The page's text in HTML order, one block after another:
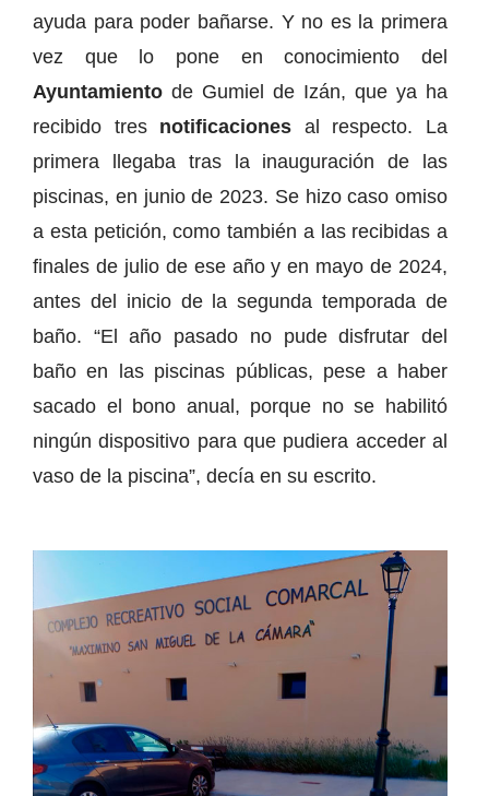
ayuda para poder bañarse. Y no es la primera
vez que lo pone en conocimiento del
Ayuntamiento de Gumiel de Izán, que ya ha
recibido tres notificaciones al respecto. La
primera llegaba tras la inauguración de las
piscinas, en junio de 2023. Se hizo caso omiso
a esta petición, como también a las recibidas a
finales de julio de ese año y en mayo de 2024,
antes del inicio de la segunda temporada de
baño. “El año pasado no pude disfrutar del
baño en las piscinas públicas, pese a haber
sacado el bono anual, porque no se habilitó
ningún dispositivo para que pudiera acceder al
vaso de la piscina”, decía en su escrito.